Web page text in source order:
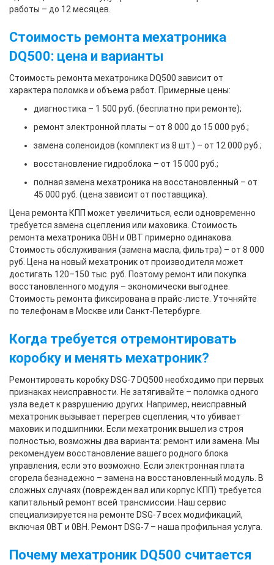
работы – до 12 месяцев.
Стоимость ремонта мехатроника
DQ500: цена и варианты
Стоимость ремонта мехатроника DQ500 зависит от
характера поломка и объема работ. Примерные цены:
диагностика – 1 500 руб. (бесплатно при ремонте);
ремонт электронной платы – от 8 000 до 15 000 руб.;
замена соленоидов (комплект из 8 шт.) – от 12 000 руб.;
восстановление гидроблока – от 15 000 руб.;
полная замена мехатроника на восстановленный – от
45 000 руб. (цена зависит от поставщика).
Цена ремонта КПП может увеличиться, если одновременно
требуется замена сцепления или маховика. Стоимость
ремонта мехатроника 0BH и 0BT примерно одинакова.
Стоимость обслуживания (замена масла, фильтра) – от 8 000
руб. Цена на новый мехатроник от производителя может
достигать 120–150 тыс. руб. Поэтому ремонт или покупка
восстановленного модуля – экономически выгоднее.
Стоимость ремонта фиксирована в прайс-листе. Уточняйте
по телефонам в Москве или Санкт-Петербурге.
Когда требуется отремонтировать
коробку и менять мехатроник?
Ремонтировать коробку DSG-7 DQ500 необходимо при первых
признаках неисправности. Не затягивайте – поломка одного
узла ведет к разрушению других. Например, неисправный
мехатроник вызывает перегрев сцепления, что убивает
маховик и подшипники. Если мехатроник вышел из строя
полностью, возможны два варианта: ремонт или замена. Мы
рекомендуем восстановление вашего родного блока
управления, если это возможно. Если электронная плата
сгорела безнадежно – замена на восстановленный модуль. В
сложных случаях (поврежден вал или корпус КПП) требуется
капитальный ремонт всей трансмиссии. Наш сервис
специализируется на ремонте DSG-7 всех модификаций,
включая 0BT и 0BH. Ремонт DSG-7 – наша профильная услуга.
Почему мехатроник DQ500 считается